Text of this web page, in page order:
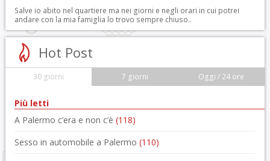
Salve io abito nel quartiere ma nei giorni e negli orari in cui potrei
andare con la mia famiglia lo trovo sempre chiuso..
Hot Post
30 giorni 7 giorni Oggi / 24 ore
Più letti
A Palermo c’era e non c’è (118)
Sesso in automobile a Palermo (110)